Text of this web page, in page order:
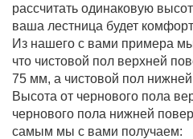
рассчитать одинаковую
ваша лестница будет
Из нашего с вами примера
что чистовой пол верхней
75 мм, а чистовой пол
Высота от чернового пола
чернового пола нижней
самым мы с вами получаем: